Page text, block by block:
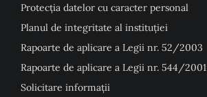
Protecția datelor cu caracter personal
Planul de integritate al instituției
Rapoarte de aplicare a Legii nr. 52/2003
Rapoarte de aplicare a Legii nr. 544/2001
Solicitare informații